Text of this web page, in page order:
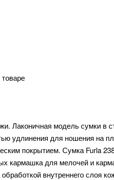
Лаконичная модель сумки в
удлинения для ношения на
покрытием. Сумка Furla
кармашка для мелочей и
внутреннего слоя